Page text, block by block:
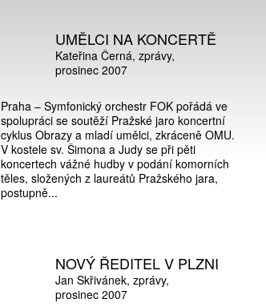
UMĚLCI NA KONCERTĚ
Kateřina Černá zprávy
prosinec 2007
Praha – Symfonický orchestr FOK pořádá ve
spolupráci se soutěží Pražské jaro koncertní
cyklus Obrazy a mladí umělci, zkráceně OMU.
V kostele sv. Šimona a Judy se při pěti
koncertech vážné hudby v podání komorních
těles, složených z laureátů Pražského jara,
postupně...
NOVÝ ŘEDITEL V PLZNI
Jan Skřivánek zprávy
prosinec 2007